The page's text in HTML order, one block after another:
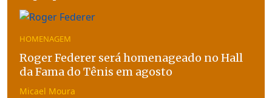
HOMENAGEM
Roger Federer será homenageado no Hall
da Fama do Tênis em agosto
Micael Moura